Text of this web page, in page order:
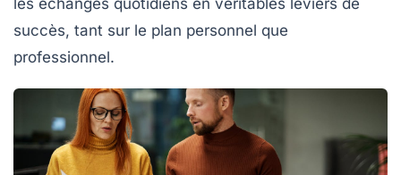
succès, tant sur le plan personnel que
professionnel.